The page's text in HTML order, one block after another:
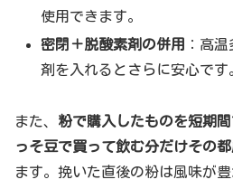
使用できます。
密閉＋脱酸素剤の併用
：高
剤を入れるとさらに安心です
また、 粉で購入したものを短期
っそ豆で買って飲む分だけその都
ます。挽いた直後の粉は風味が